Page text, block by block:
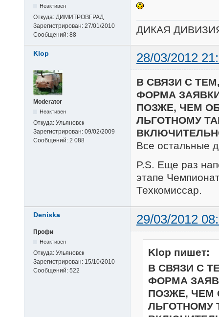
Неактивен
Откуда: ДИМИТРОВГРАД
Зарегистрирован: 27/01/2010
Сообщений: 88 ДИКАЯ
Klop 28/03/2012
Moderator
Неактивен
Откуда: Ульяновск
Зарегистрирован: 09/02/2009
Сообщений: 2 088
В СВЯЗИ С
ФОРМА
ПОЗЖЕ, ЧЕМ
ЛЬГОТНОМУ
Все остальные
P.S. Еще раз
этапе
Техкомиссар.
Deniska 29/03/2012
Профи
Неактивен
Откуда: Ульяновск
Зарегистрирован: 15/10/2010
Сообщений: 522
Klop пишет:
В СВЯЗИ С
ФОРМА
ПОЗЖЕ, ЧЕМ
ЛЬГОТНОМУ